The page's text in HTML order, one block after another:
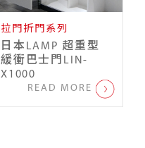
拉門折門系列
日本LAMP 超重型
緩衝巴士門LIN-
X1000
READ MORE